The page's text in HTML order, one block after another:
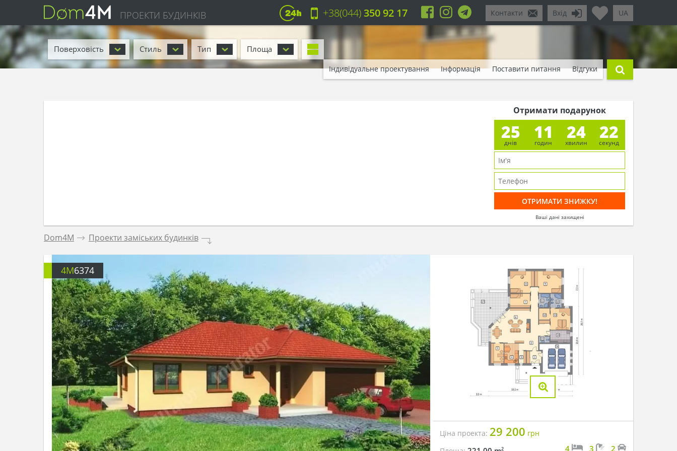
ПРОЕКТИ БУДИНКІВ UA
Вхід
Контакти
+38(044)350 92 17
Поверховість Стиль Тип Площа
Індивідуальне проектування Інформація Поставити питання Відгуки
Отримати подарунок
25
днів
11
годин
24
хвилин
20
секунд
Ваші дані захищені
Dom4M . Проекти заміських будинків .
4M6374
Ціна проекта: 29 200 грн
2 4 3 2